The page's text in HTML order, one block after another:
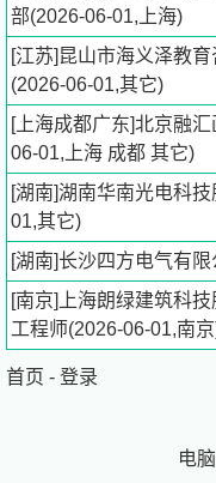
2. 安全体系与项目管
体系，落实年度安全
全检查、教育培训、问
3. 合规廉洁管控：严格
求，规范开展各项采
4. 其他工作：完成领导
成率、年度采购降本
岗位要求：
1. 学历经验：本科及
2. 专业能力：熟悉相
部(2026-06-01,上海)
[江苏]昆山市海义泽教
(2026-06-01,其它)
[上海成都广东]北京融
06-01,上海 成都 其它)
[湖南]湖南华南光电科
01,其它)
[湖南]长沙四方电气有
[南京]上海朗绿建筑科
工程师(2026-06-01,南
首页 - 登录
电